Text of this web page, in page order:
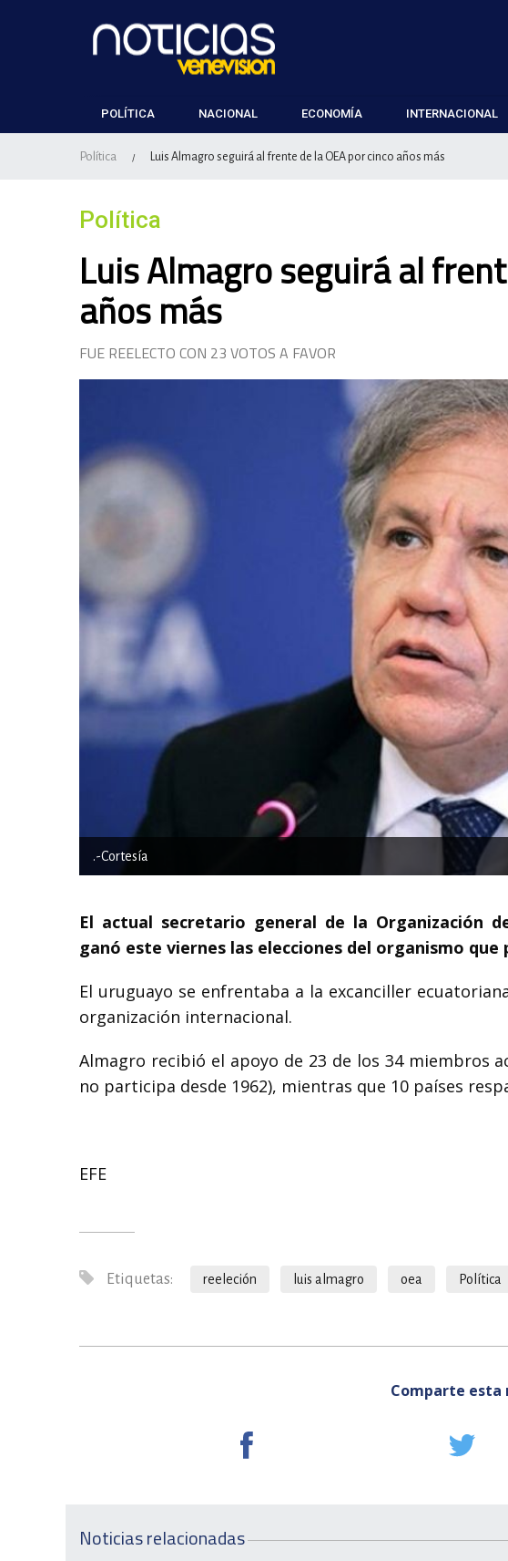
POLÍTICA NACIONAL ECONOMÍA INTERNACIONAL
Política / Luis Almagro seguirá al frente de la OEA por cinco años más
Política
Luis Almagro seguirá al
años más
FUE REELECTO CON 23 VOTOS A FAVOR
.-Cortesía
El actual secretario general de la Organización
ganó este viernes las elecciones del organismo
El uruguayo se enfrentaba a la excanciller
organización internacional.
Almagro recibió el apoyo de 23 de los 34 miembros
no participa desde 1962), mientras que 10 países
EFE
Etiquetas: reeleción luis almagro oea Política
Comparte esta
Noticias relacionadas